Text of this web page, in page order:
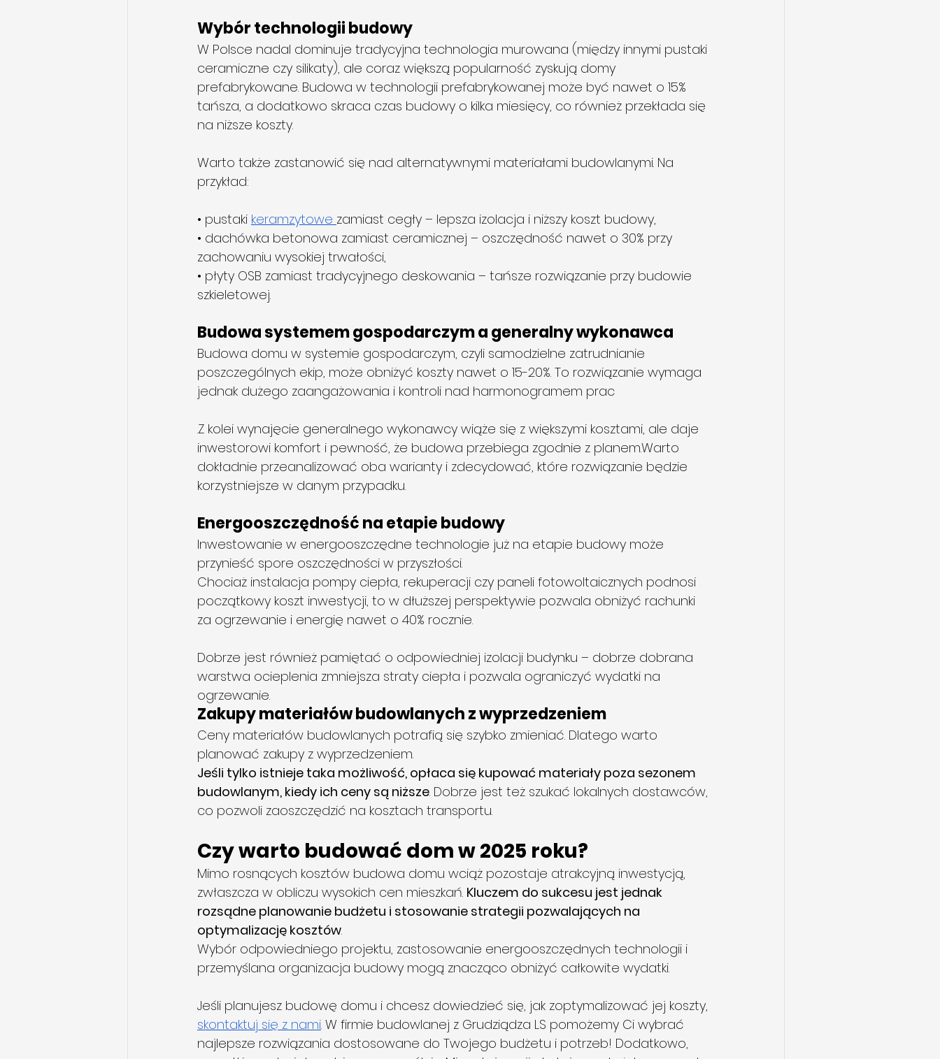
Wybór technologii budowy
W Polsce nadal dominuje tradycyjna technologia murowana (między innymi pustaki
ceramiczne czy silikaty), ale coraz większą popularność zyskują domy
prefabrykowane. Budowa w technologii prefabrykowanej może być nawet o 15%
tańsza, a dodatkowo skraca czas budowy o kilka miesięcy, co również przekłada się
na niższe koszty.
Warto także zastanowić się nad alternatywnymi materiałami budowlanymi. Na
przykład:
• pustaki keramzytowe zamiast cegły – lepsza izolacja i niższy koszt budowy,
• dachówka betonowa zamiast ceramicznej – oszczędność nawet o 30% przy
zachowaniu wysokiej trwałości,
• płyty OSB zamiast tradycyjnego deskowania – tańsze rozwiązanie przy budowie
szkieletowej.
Budowa systemem gospodarczym a generalny wykonawca
Budowa domu w systemie gospodarczym, czyli samodzielne zatrudnianie
poszczególnych ekip, może obniżyć koszty nawet o 15-20%. To rozwiązanie wymaga
jednak dużego zaangażowania i kontroli nad harmonogramem prac
.Z kolei wynajęcie generalnego wykonawcy wiąże się z większymi kosztami, ale daje
inwestorowi komfort i pewność, że budowa przebiega zgodnie z planem.Warto
dokładnie przeanalizować oba warianty i zdecydować, które rozwiązanie będzie
korzystniejsze w danym przypadku.
Energooszczędność na etapie budowy
Inwestowanie w energooszczędne technologie już na etapie budowy może
przynieść spore oszczędności w przyszłości.
Chociaż instalacja pompy ciepła, rekuperacji czy paneli fotowoltaicznych podnosi
początkowy koszt inwestycji, to w dłuższej perspektywie pozwala obniżyć rachunki
za ogrzewanie i energię nawet o 40% rocznie.
Dobrze jest również pamiętać o odpowiedniej izolacji budynku – dobrze dobrana
warstwa ocieplenia zmniejsza straty ciepła i pozwala ograniczyć wydatki na
ogrzewanie.
Zakupy materiałów budowlanych z wyprzedzeniem
Ceny materiałów budowlanych potrafią się szybko zmieniać. Dlatego warto
planować zakupy z wyprzedzeniem.
Jeśli tylko istnieje taka możliwość, opłaca się kupować materiały poza sezonem
budowlanym, kiedy ich ceny są niższe. Dobrze jest też szukać lokalnych dostawców,
co pozwoli zaoszczędzić na kosztach transportu.
Czy warto budować dom w 2025 roku?
Mimo rosnących kosztów budowa domu wciąż pozostaje atrakcyjną inwestycją,
zwłaszcza w obliczu wysokich cen mieszkań. Kluczem do sukcesu jest jednak
rozsądne planowanie budżetu i stosowanie strategii pozwalających na
optymalizację kosztów.
Wybór odpowiedniego projektu, zastosowanie energooszczędnych technologii i
przemyślana organizacja budowy mogą znacząco obniżyć całkowite wydatki.
Jeśli planujesz budowę domu i chcesz dowiedzieć się, jak zoptymalizować jej koszty,
skontaktuj się z nami. W firmie budowlanej z Grudziądza LS pomożemy Ci wybrać
najlepsze rozwiązania dostosowane do Twojego budżetu i potrzeb! Dodatkowo,